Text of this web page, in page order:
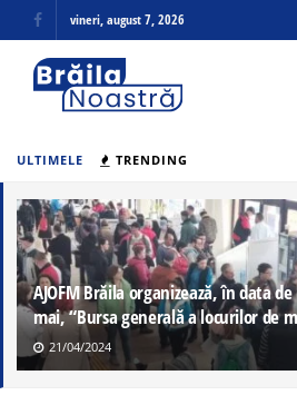
ULTIMELE TRENDING
AJOFM Brăila organizează, în data de
mai, “Bursa generală a locurilor de
21/04/2024
vineri, august 7, 2026